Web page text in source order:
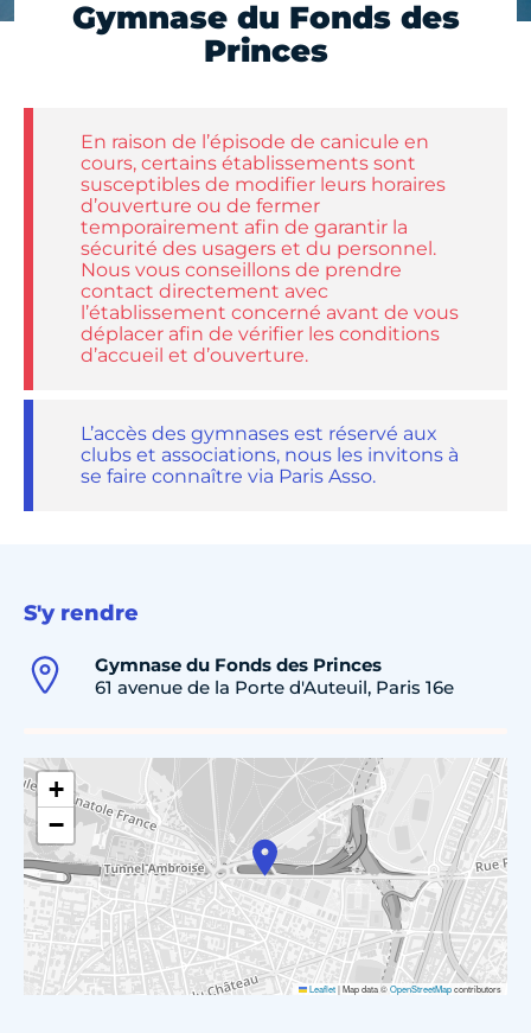
Gymnase du Fonds des
Princes
En raison de l’épisode de canicule en
cours, certains établissements sont
susceptibles de modifier leurs horaires
d’ouverture ou de fermer
temporairement afin de garantir la
sécurité des usagers et du personnel.
Nous vous conseillons de prendre
contact directement avec
l’établissement concerné avant de vous
déplacer afin de vérifier les conditions
d’accueil et d’ouverture.
L’accès des gymnases est réservé aux
clubs et associations, nous les invitons à
se faire connaître via Paris Asso.
S'y rendre
Gymnase du Fonds des Princes
61 avenue de la Porte d'Auteuil, Paris 16e
+
−
Leaflet|Map data ©OpenStreetMapcontributors